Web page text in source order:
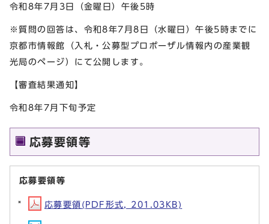
令和8年7月3日（金曜日）午後5時
※質問の回答は、令和8年7月8日（水曜日）午後5時までに
京都市情報館（入札・公募型プロポーザル情報内の産業観
光局のページ）にて公開します。
【審査結果通知】
令和8年7月下旬予定
応募要領等
応募要領等
応募要領(PDF形式, 201.03KB)